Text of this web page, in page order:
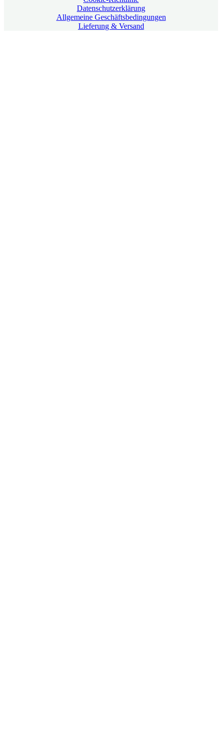
Datenschutzerklärung
Allgemeine Geschäftsbedingungen
Lieferung & Versand